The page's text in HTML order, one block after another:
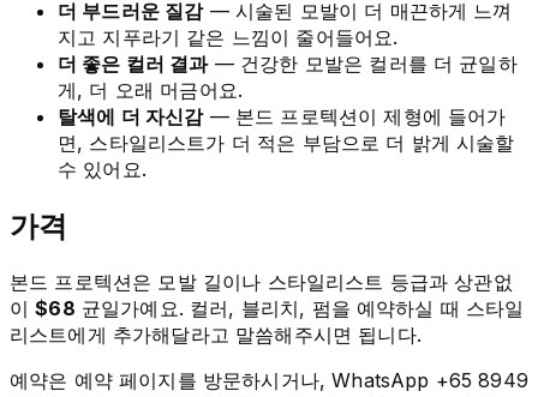
더 부드러운 질감— 시술된 모발이 더 매끈하게 느껴
지고 지푸라기 같은 느낌이 줄어들어요.
더 좋은 컬러 결과— 건강한 모발은 컬러를 더 균일하
게, 더 오래 머금어요.
탈색에 더 자신감— 본드 프로텍션이 제형에 들어가
면, 스타일리스트가 더 적은 부담으로 더 밝게 시술할
수 있어요.
가격
본드 프로텍션은 모발 길이나 스타일리스트 등급과 상관없
이$68 균일가예요. 컬러, 블리치, 펌을 예약하실 때 스타일
리스트에게 추가해달라고 말씀해주시면 됩니다.
예약은 예약 페이지를 방문하시거나, WhatsApp +65 8949